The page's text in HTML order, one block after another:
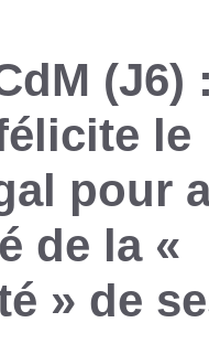
(J6) :
le
pour
de la «
» de